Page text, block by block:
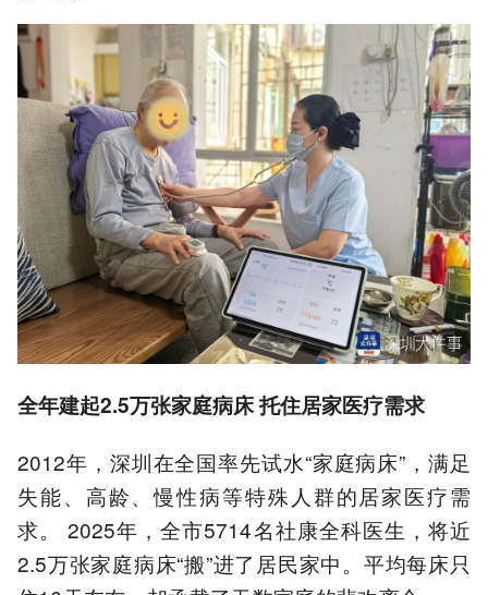
全年建起2.5万张家庭病床托住居家医疗需求
2012年，深圳在全国率先试水“家庭病床”，满足
失能、高龄、慢性病等特殊人群的居家医疗需
求。 2025年，全市5714名社康全科医生，将近
2.5万张家庭病床“搬”进了居民家中。平均每床只